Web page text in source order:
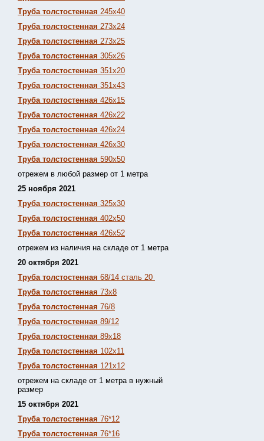
Труба толстостенная 245х40
Труба толстостенная 273х24
Труба толстостенная 273х25
Труба толстостенная 305х26
Труба толстостенная 351х20
Труба толстостенная 351х43
Труба толстостенная 426х15
Труба толстостенная 426х22
Труба толстостенная 426х24
Труба толстостенная 426х30
Труба толстостенная 590х50
отрежем в любой размер от 1 метра
25 ноября 2021
Труба толстостенная 325х30
Труба толстостенная 402х50
Труба толстостенная 426х52
отрежем из наличия на складе от 1 метра
20 октября 2021
Труба толстостенная 68/14 сталь 20
Труба толстостенная 73х8
Труба толстостенная 76/8
Труба толстостенная 89/12
Труба толстостенная 89х18
Труба толстостенная 102х11
Труба толстостенная 121х12
отрежем на складе от 1 метра в нужный
размер
15 октября 2021
Труба толстостенная 76*12
Труба толстостенная 76*16